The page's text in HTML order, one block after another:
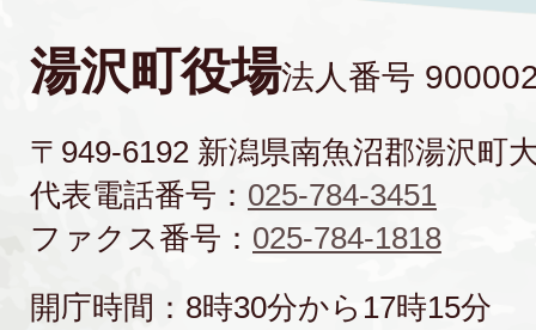
湯沢町役場法人番号
〒949-6192 新潟県南魚沼郡湯沢町
代表電話番号： 025-784-3451
ファクス番号： 025-784-1818
開庁時間：8時30分から17時15分